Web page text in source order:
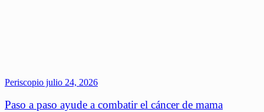
Periscopio julio 24, 2026
Paso a paso ayude a combatir el cáncer de mama